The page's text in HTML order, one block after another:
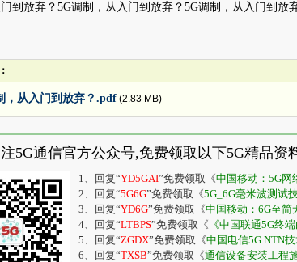
到放弃？5G调制，从入门到放弃？5G调制，从入门到放
，从入门到放弃？.pdf (2.83 MB)
5G通信官方公众号,免费领取以下5G精品资
1、回复“YD5GAI”免费领取《中国移动：5G网
2、回复“5G6G”免费领取《5G_6G毫米波测试
3、回复“YD6G”免费领取《中国移动：6G至简
4、回复“LTBPS”免费领取《 《中国联通5G终端
5、回复“ZGDX”免费领取《中国电信5G NTN
6、回复“TXSB”免费领取《通信设备安装工程